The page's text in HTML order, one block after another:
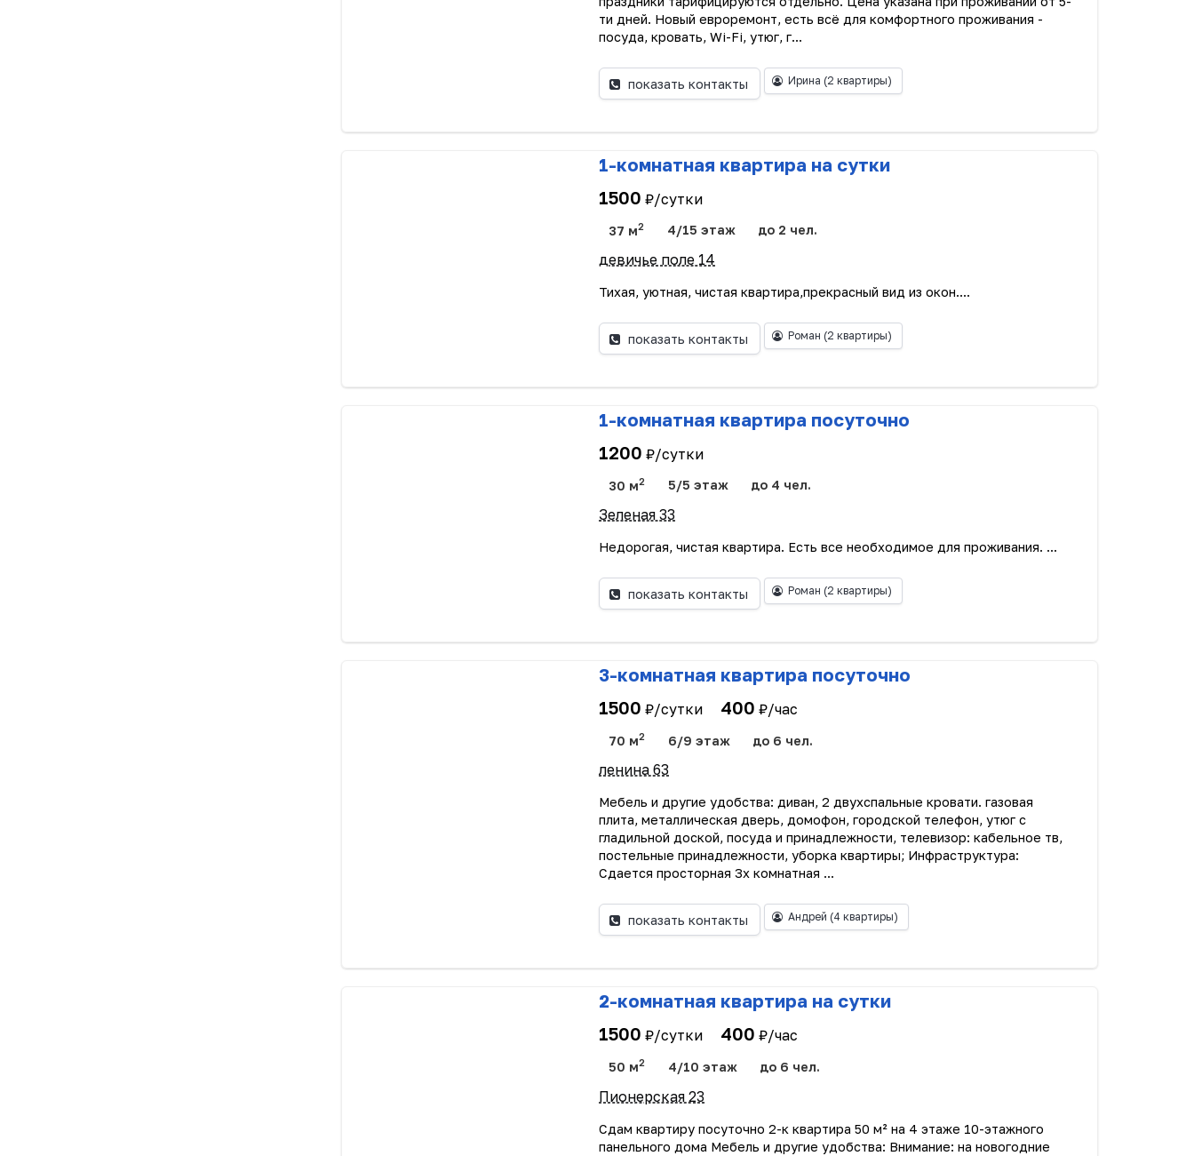
ти дней. Новый евроремонт, есть всё для комфортного проживания -
посуда, кровать, Wi-Fi, утюг, г...
показать контакты Ирина (2 квартиры)
1-комнатная квартира на сутки
1500 ₽/сутки
37 м2 4/15 этаж до 2 чел.
девичье поле 14
Тихая, уютная, чистая квартира,прекрасный вид из окон....
показать контакты Роман (2 квартиры)
1-комнатная квартира посуточно
1200 ₽/сутки
30 м2 5/5 этаж до 4 чел.
Зеленая 33
Недорогая, чистая квартира. Есть все необходимое для проживания. ...
показать контакты Роман (2 квартиры)
3-комнатная квартира посуточно
1500 ₽/сутки 400 ₽/час
70 м2 6/9 этаж до 6 чел.
ленина 63
Мебель и другие удобства: диван, 2 двухспальные кровати. газовая
плита, металлическая дверь, домофон, городской телефон, утюг с
гладильной доской, посуда и принадлежности, телевизор: кабельное тв,
постельные принадлежности, уборка квартиры; Инфраструктура:
Сдается просторная 3х комнатная ...
показать контакты Андрей (4 квартиры)
2-комнатная квартира на сутки
1500 ₽/сутки 400 ₽/час
50 м2 4/10 этаж до 6 чел.
Пионерская 23
Сдам квартиру посуточно 2-к квартира 50 м² на 4 этаже 10-этажного
панельного дома Мебель и другие удобства: Внимание: на новогодние